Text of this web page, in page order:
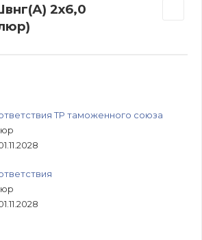
2х6,0
ТР таможенного союза